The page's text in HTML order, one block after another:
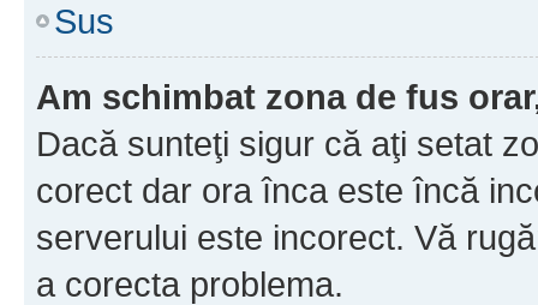
Sus
Am schimbat zona de fus
Dacă sunteţi sigur că aţi setat
corect dar ora înca este încă
serverului este incorect. Vă
a corecta problema.